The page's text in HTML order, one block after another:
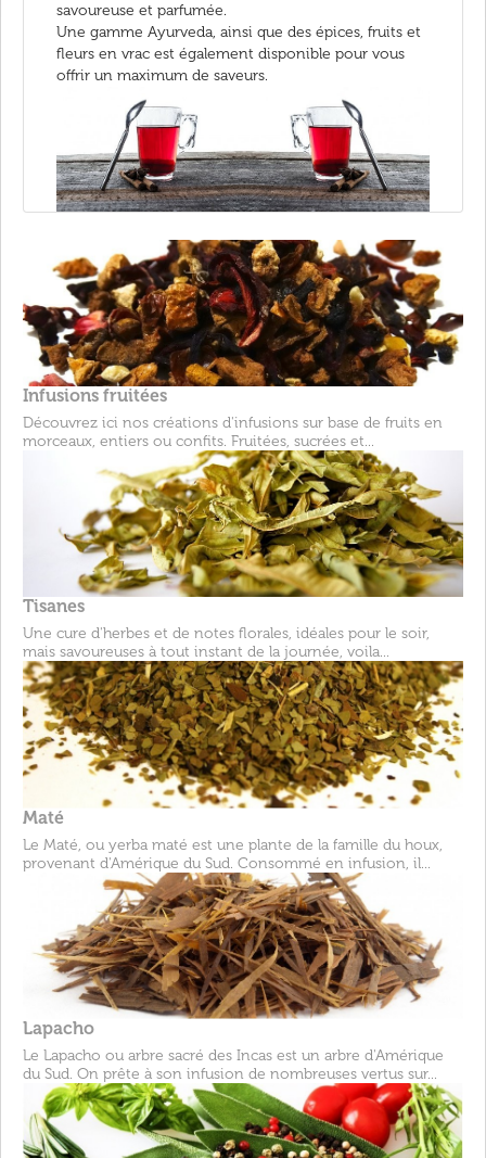
savoureuse et parfumée.
Une gamme Ayurveda, ainsi que des épices, fruits et
fleurs en vrac est également disponible pour vous
offrir un maximum de saveurs.
Infusions fruitées
Découvrez ici nos créations d'infusions sur base de fruits en
morceaux, entiers ou confits. Fruitées, sucrées et...
Tisanes
Une cure d'herbes et de notes florales, idéales pour le soir,
mais savoureuses à tout instant de la journée, voila...
Maté
Le Maté, ou yerba maté est une plante de la famille du houx,
provenant d'Amérique du Sud. Consommé en infusion, il...
Lapacho
Le Lapacho ou arbre sacré des Incas est un arbre d'Amérique
du Sud. On prête à son infusion de nombreuses vertus sur...